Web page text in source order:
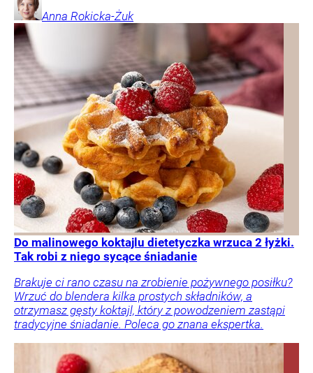
Anna Rokicka-Żuk
Do malinowego koktajlu dietetyczka wrzuca 2 łyżki.
Tak robi z niego sycące śniadanie
Brakuje ci rano czasu na zrobienie pożywnego posiłku?
Wrzuć do blendera kilka prostych składników, a
otrzymasz gęsty koktajl, który z powodzeniem zastąpi
tradycyjne śniadanie. Poleca go znana ekspertka.